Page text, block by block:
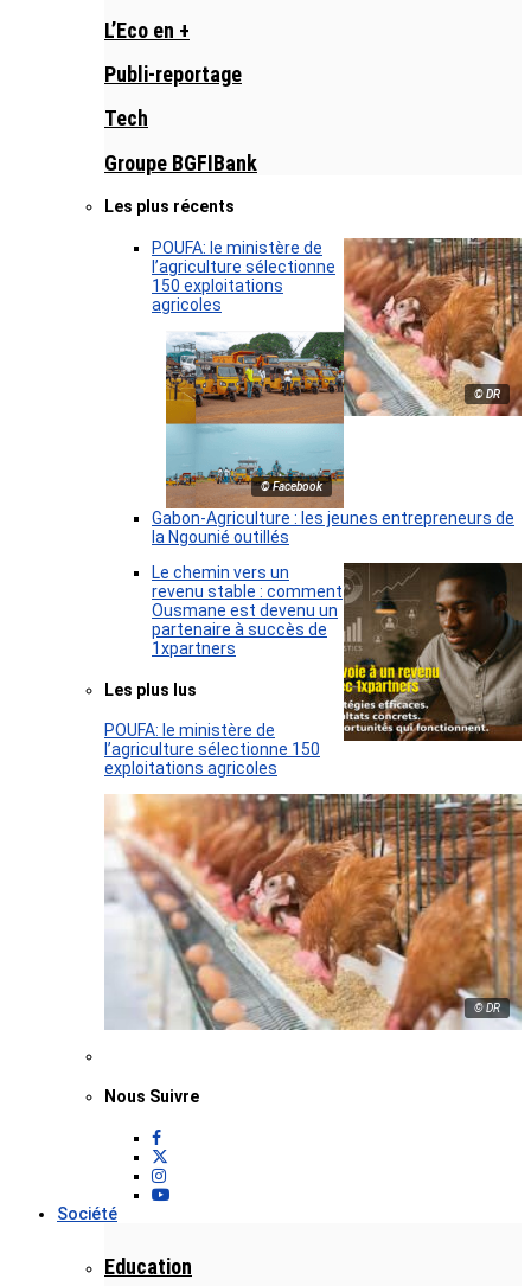
L’Eco en +
Publi-reportage
Tech
Groupe BGFIBank
Les plus récents
© DR
POUFA: le ministère de
l’agriculture sélectionne
150 exploitations
agricoles
© Facebook
Gabon-Agriculture : les jeunes entrepreneurs de
la Ngounié outillés
Le chemin vers un
revenu stable : comment
Ousmane est devenu un
partenaire à succès de
1xpartners
Les plus lus
POUFA: le ministère de
l’agriculture sélectionne 150
exploitations agricoles
© DR
Nous Suivre
Société
Education